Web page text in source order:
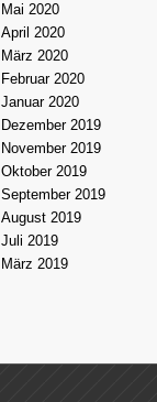
Mai 2020
April 2020
März 2020
Februar 2020
Januar 2020
Dezember 2019
November 2019
Oktober 2019
September 2019
August 2019
Juli 2019
März 2019